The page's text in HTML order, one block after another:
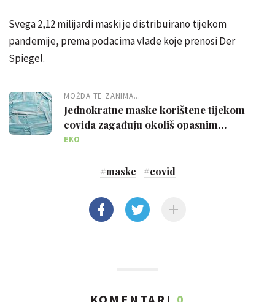
Svega 2,12 milijardi maski je distribuirano tijekom
pandemije, prema podacima vlade koje prenosi Der
Spiegel.
MOŽDA TE ZANIMA...
Jednokratne maske korištene tijekom
covida zagađuju okoliš opasnim
kemikalijama
EKO
#maske #covid